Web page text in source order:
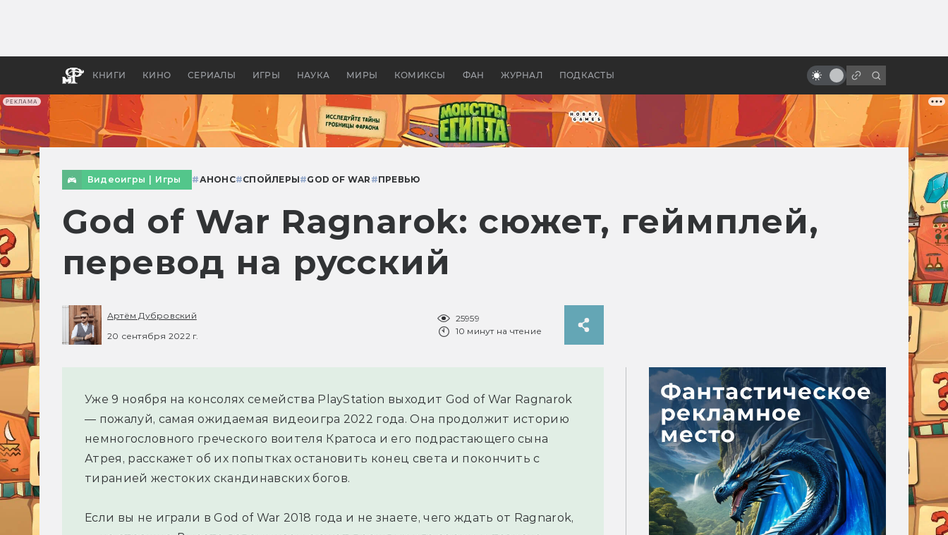
РЕКЛАМА
КНИГИ КИНО СЕРИАЛЫ ИГРЫ НАУКА МИРЫ КОМИКСЫ ФАН ЖУРНАЛ ПОДКАСТЫ
бы «Властелина колец»
Древней Грецией
назад динозавры воскресли
Видеоигры Игры #АНОНС#СПОЙЛЕРЫ#GOD OF WAR #ПРЕВЬЮ
God of War Ragnarok: сюжет, геймплей,
перевод на русский
Артём Дубровский
20 сентября 2022 г.
25959
10 минут на чтение
Уже 9 ноября на консолях семейства PlayStation выходит God of War Ragnarok
— пожалуй, самая ожидаемая видеоигра 2022 года. Она продолжит историю
немногословного греческого воителя Кратоса и его подрастающего сына
Атрея, расскажет об их попытках остановить конец света и покончить с
тиранией жестоких скандинавских богов.
Если вы не играли в God of War 2018 года и не знаете, чего ждать от Ragnarok,